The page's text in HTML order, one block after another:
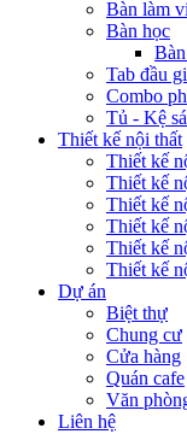
Bàn làm
Bàn học
Tab đầu
Combo
Tủ - Kệ
Thiết kế nội thất
Thiết kế
Thiết kế
Thiết kế
Thiết kế
Thiết kế
Thiết kế
Dự án
Biệt thự
Chung cư
Cửa hàng
Quán cafe
Văn
Liên hệ